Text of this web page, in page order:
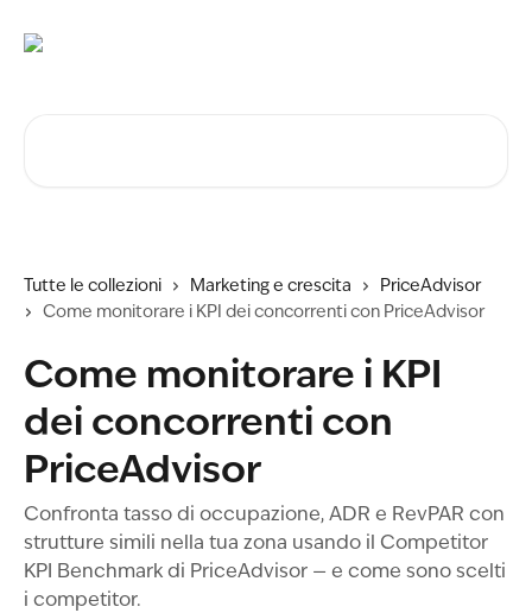
Tutte le collezioni Marketing e crescita
PriceAdvisor
Come monitorare i KPI dei concorrenti con PriceAdvisor
Come monitorare i KPI
dei concorrenti con
PriceAdvisor
Confronta tasso di occupazione, ADR e RevPAR con
strutture simili nella tua zona usando il Competitor
KPI Benchmark di PriceAdvisor — e come sono scelti
i competitor.